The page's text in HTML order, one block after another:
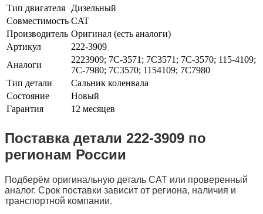
Тип двигателя
Дизельный
Совместимость CAT
Производитель Оригинал (есть аналоги)
Артикул
222-3909
Аналоги
2223909; 7C-3571; 7C3571; 7C-3570; 115-4109;
7C-7980; 7C3570; 1154109; 7C7980
Тип детали
Сальник коленвала
Состояние
Новый
Гарантия
12 месяцев
Поставка детали 222-3909 по
регионам России
Подберём оригинальную деталь CAT или проверенный
аналог. Срок поставки зависит от региона, наличия и
транспортной компании.